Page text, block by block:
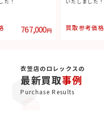
767,000円 買取参考価格
衣笠店のロレックスの
最新買取事例
Purchase Results